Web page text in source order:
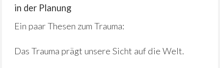
in der Planung
Ein paar Thesen zum Trauma:
Das Trauma prägt unsere Sicht auf die Welt.